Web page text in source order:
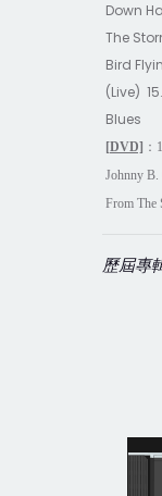
Down
The
Bird
(Live)
Blues
[DVD] ：
Johnny B.
From The
歷屆專